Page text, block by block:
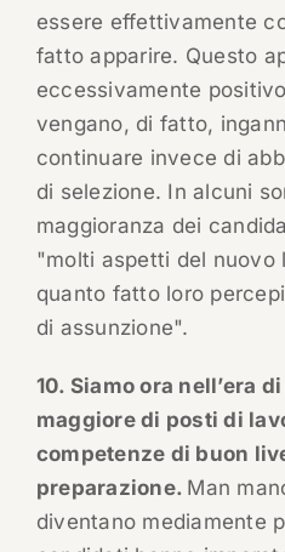
essere effettivamente
fatto apparire. Questo
eccessivamente
vengano, di fatto,
continuare invece di
di selezione. In alcuni
maggioranza dei
"molti aspetti del nuovo
quanto fatto loro
di assunzione".
10. Siamo ora nell’era
maggiore di posti di
competenze di buon
preparazione. Man
diventano mediamente